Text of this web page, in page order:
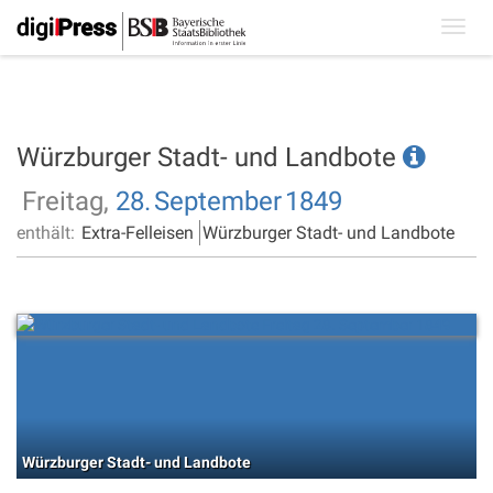
Würzburger Stadt- und Landbote
Freitag, 28.September1849
enthält: Extra-Felleisen Würzburger Stadt- und Landbote
Würzburger Stadt- und Landbote